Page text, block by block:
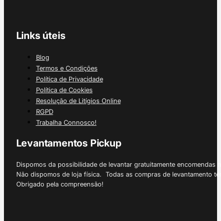
Links úteis
Blog
Termos e Condições
Política de Privacidade
Política de Cookies
Resolução de Litígios Online
RGPD
Trabalha Connosco!
Levantamentos Pickup
Dispomos da possibilidade de levantar gratuitamente
Não dispomos de loja física. Todas as compras de levantamento
Obrigado pela compreensão!